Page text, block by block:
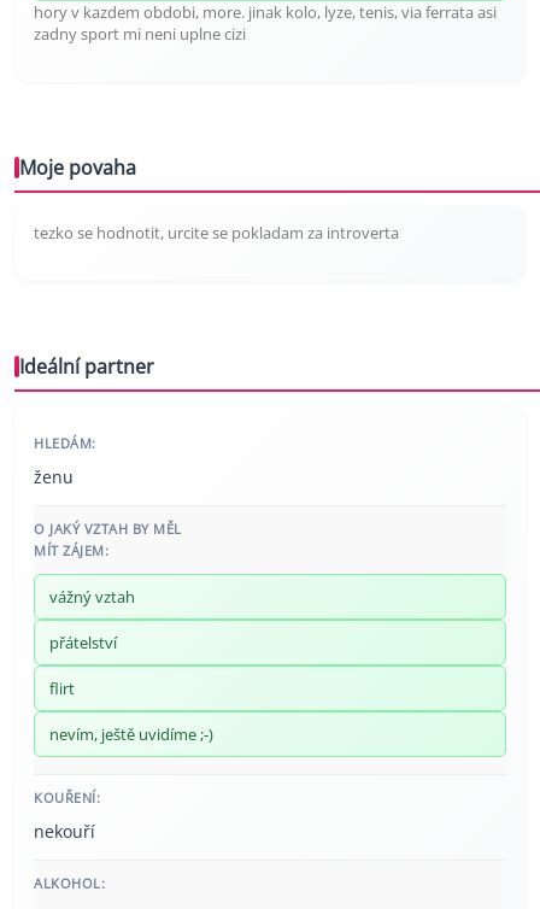
hory v kazdem obdobi, more. jinak kolo, lyze, tenis, via ferrata asi
zadny sport mi neni uplne cizi
Moje povaha
tezko se hodnotit, urcite se pokladam za introverta
Ideální partner
HLEDÁM:
ženu
O JAKÝ VZTAH BY MĚL
MÍT ZÁJEM:
vážný vztah
přátelství
flirt
nevím, ještě uvidíme ;-)
KOUŘENÍ:
nekouří
ALKOHOL: